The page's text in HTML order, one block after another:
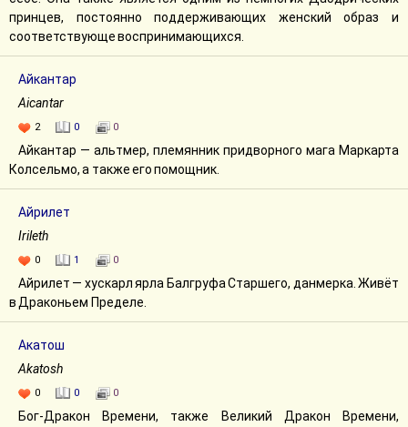
принцев, постоянно поддерживающих женский образ и
соответствующе воспринимающихся.
Айкантар
Aicantar
2 0 0
Айкантар — альтмер, племянник придворного мага Маркарта
Колсельмо, а также его помощник.
Айрилет
Irileth
0 1 0
Айрилет — хускарл ярла Балгруфа Старшего, данмерка. Живёт
в Драконьем Пределе.
Акатош
Akatosh
0 0 0
Бог-Дракон Времени, также Великий Дракон Времени,